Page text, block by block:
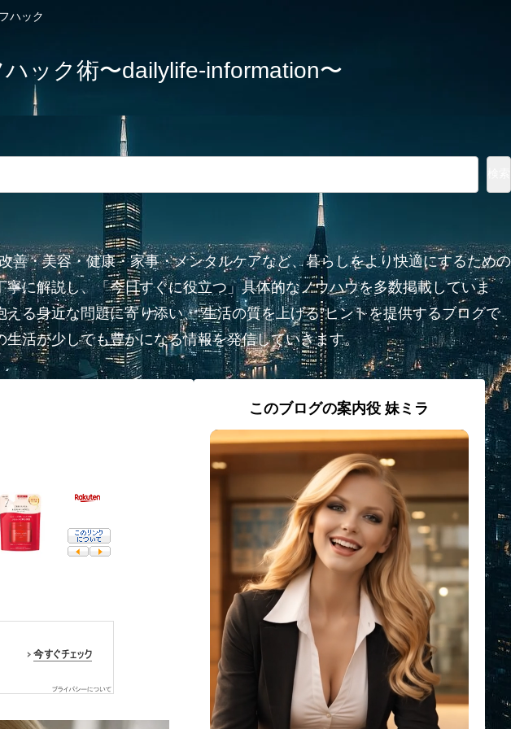
ハック
ック術〜dailylife-information〜
善・美容・健康・家事・メンタルケアなど、暮らしをより快適にするための
に解説し、「今日すぐに役立つ」具体的なノウハウを多数掲載していま
る身近な問題に寄り添い、“生活の質を上げる”ヒントを提供するブログで
活が少しでも豊かになる情報を発信していきます。
このブログの案内役 妹ミラ